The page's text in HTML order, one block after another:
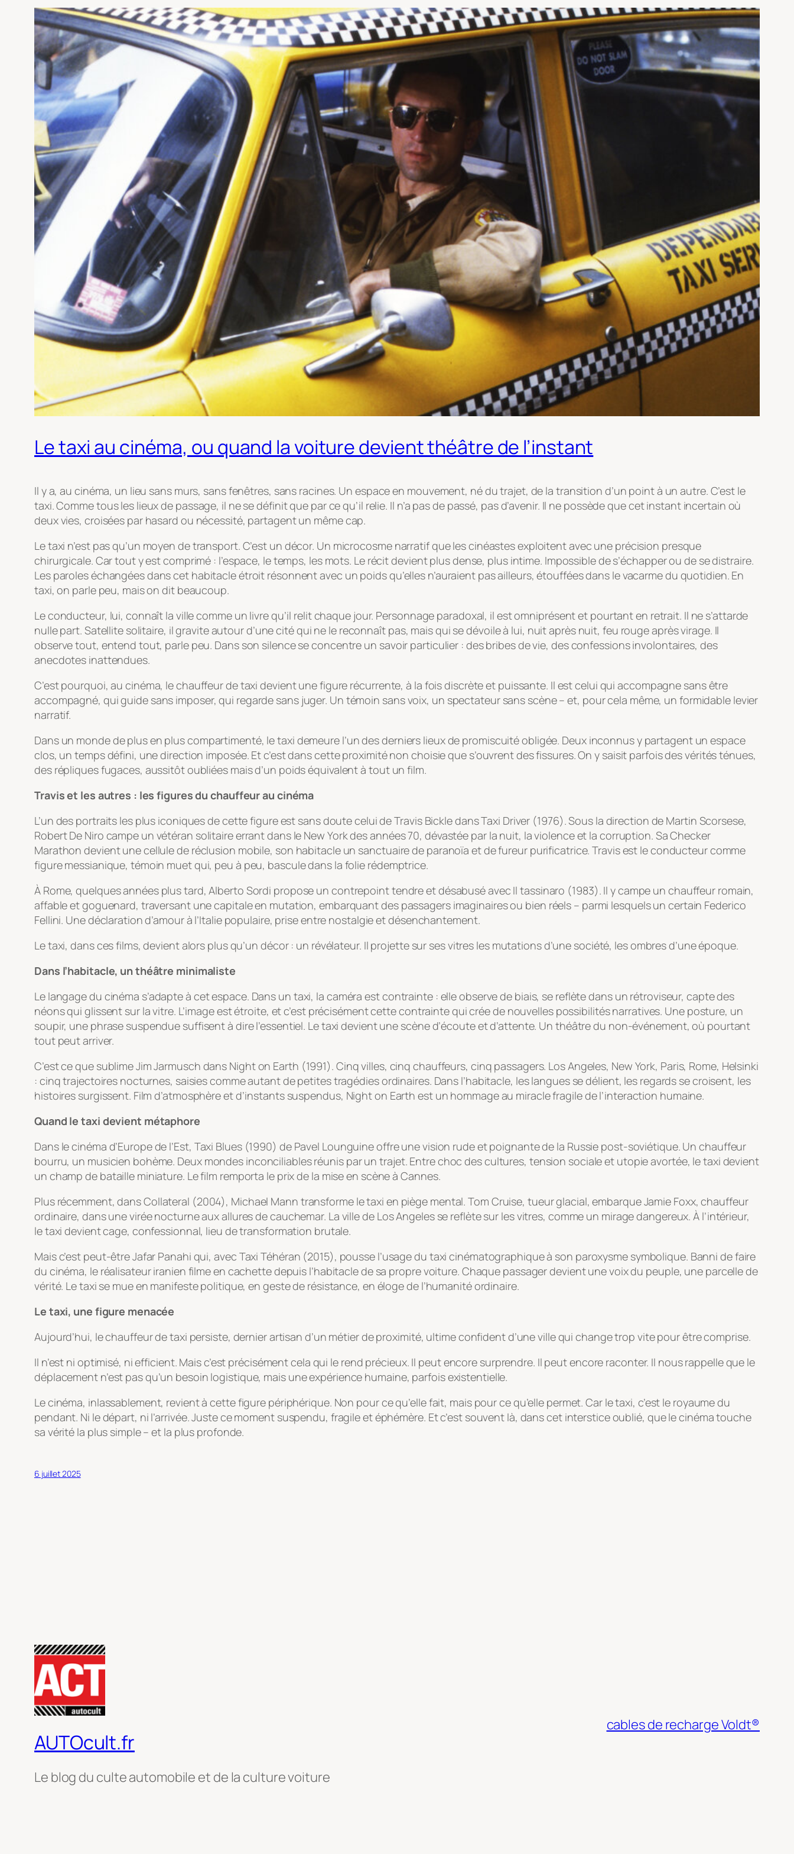
Le taxi au cinéma, ou quand la voiture devient théâtre de l’instant
Il y a, au cinéma, un lieu sans murs, sans fenêtres, sans racines. Un espace en mouvement, né du trajet, de la transition d’un point à un autre. C’est le
taxi. Comme tous les lieux de passage, il ne se définit que par ce qu’il relie. Il n’a pas de passé, pas d’avenir. Il ne possède que cet instant incertain où
deux vies, croisées par hasard ou nécessité, partagent un même cap.
Le taxi n’est pas qu’un moyen de transport. C’est un décor. Un microcosme narratif que les cinéastes exploitent avec une précision presque
chirurgicale. Car tout y est comprimé : l’espace, le temps, les mots. Le récit devient plus dense, plus intime. Impossible de s’échapper ou de se distraire.
Les paroles échangées dans cet habitacle étroit résonnent avec un poids qu’elles n’auraient pas ailleurs, étouffées dans le vacarme du quotidien. En
taxi, on parle peu, mais on dit beaucoup.
Le conducteur, lui, connaît la ville comme un livre qu’il relit chaque jour. Personnage paradoxal, il est omniprésent et pourtant en retrait. Il ne s’attarde
nulle part. Satellite solitaire, il gravite autour d’une cité qui ne le reconnaît pas, mais qui se dévoile à lui, nuit après nuit, feu rouge après virage. Il
observe tout, entend tout, parle peu. Dans son silence se concentre un savoir particulier : des bribes de vie, des confessions involontaires, des
anecdotes inattendues.
C’est pourquoi, au cinéma, le chauffeur de taxi devient une figure récurrente, à la fois discrète et puissante. Il est celui qui accompagne sans être
accompagné, qui guide sans imposer, qui regarde sans juger. Un témoin sans voix, un spectateur sans scène – et, pour cela même, un formidable levier
narratif.
Dans un monde de plus en plus compartimenté, le taxi demeure l’un des derniers lieux de promiscuité obligée. Deux inconnus y partagent un espace
clos, un temps défini, une direction imposée. Et c’est dans cette proximité non choisie que s’ouvrent des fissures. On y saisit parfois des vérités ténues,
des répliques fugaces, aussitôt oubliées mais d’un poids équivalent à tout un film.
Travis et les autres : les figures du chauffeur au cinéma
L’un des portraits les plus iconiques de cette figure est sans doute celui de Travis Bickle dansTaxi Driver (1976). Sous la direction de Martin Scorsese,
Robert De Niro campe un vétéran solitaire errant dans le New York des années 70, dévastée par la nuit, la violence et la corruption. Sa Checker
Marathon devient une cellule de réclusion mobile, son habitacle un sanctuaire de paranoïa et de fureur purificatrice. Travis est le conducteur comme
figure messianique, témoin muet qui, peu à peu, bascule dans la folie rédemptrice.
À Rome, quelques années plus tard, Alberto Sordi propose un contrepoint tendre et désabusé avec Il tassinaro (1983). Il y campe un chauffeur romain,
affable et goguenard, traversant une capitale en mutation, embarquant des passagers imaginaires ou bien réels – parmi lesquels un certain Federico
Fellini. Une déclaration d’amour à l’Italie populaire, prise entre nostalgie et désenchantement.
Le taxi, dans ces films, devient alors plus qu’un décor : un révélateur. Il projette sur ses vitres les mutations d’une société, les ombres d’une époque.
Dans l’habitacle, un théâtre minimaliste
Le langage du cinéma s’adapte à cet espace. Dans un taxi, la caméra est contrainte : elle observe de biais, se reflète dans un rétroviseur, capte des
néons qui glissent sur la vitre. L’image est étroite, et c’est précisément cette contrainte qui crée de nouvelles possibilités narratives. Une posture, un
soupir, une phrase suspendue suffisent à dire l’essentiel. Le taxi devient une scène d’écoute et d’attente. Un théâtre du non-événement, où pourtant
tout peut arriver.
C’est ce que sublime Jim Jarmusch dans Night on Earth (1991). Cinq villes, cinq chauffeurs, cinq passagers. Los Angeles, New York, Paris, Rome, Helsinki
: cinq trajectoires nocturnes, saisies comme autant de petites tragédies ordinaires. Dans l’habitacle, les langues se délient, les regards se croisent, les
histoires surgissent. Film d’atmosphère et d’instants suspendus, Night on Earth est un hommage au miracle fragile de l’interaction humaine.
Quand le taxi devient métaphore
Dans le cinéma d’Europe de l’Est, Taxi Blues(1990) de Pavel Lounguine offre une vision rude et poignante de la Russie post-soviétique. Un chauffeur
bourru, un musicien bohème. Deux mondes inconciliables réunis par un trajet. Entre choc des cultures, tension sociale et utopie avortée, le taxi devient
un champ de bataille miniature. Le film remporta le prix de la mise en scène à Cannes.
Plus récemment, dansCollateral (2004), Michael Mann transforme le taxi en piège mental. Tom Cruise, tueur glacial, embarque Jamie Foxx, chauffeur
ordinaire, dans une virée nocturne aux allures de cauchemar. La ville de Los Angeles se reflète sur les vitres, comme un mirage dangereux. À l’intérieur,
le taxi devient cage, confessionnal, lieu de transformation brutale.
Mais c’est peut-être Jafar Panahi qui, avec Taxi Téhéran (2015), pousse l’usage du taxi cinématographique à son paroxysme symbolique. Banni de faire
du cinéma, le réalisateur iranien filme en cachette depuis l’habitacle de sa propre voiture. Chaque passager devient une voix du peuple, une parcelle de
vérité. Le taxi se mue en manifeste politique, en geste de résistance, en éloge de l’humanité ordinaire.
Le taxi, une figure menacée
Aujourd’hui, le chauffeur de taxi persiste, dernier artisan d’un métier de proximité, ultime confident d’une ville qui change trop vite pour être comprise.
Il n’est ni optimisé, ni efficient. Mais c’est précisément cela qui le rend précieux. Il peut encore surprendre. Il peut encore raconter. Il nous rappelle que le
déplacement n’est pas qu’un besoin logistique, mais une expérience humaine, parfois existentielle.
Le cinéma, inlassablement, revient à cette figure périphérique. Non pour ce qu’elle fait, mais pour ce qu’elle permet. Car le taxi, c’est le royaume du
pendant. Ni le départ, ni l’arrivée. Juste ce moment suspendu, fragile et éphémère. Et c’est souvent là, dans cet interstice oublié, que le cinéma touche
sa vérité la plus simple – et la plus profonde.
6 juillet 2025
AUTOcult.fr
Le blog du culte automobile et de la culture voiture
cables de recharge Voldt®